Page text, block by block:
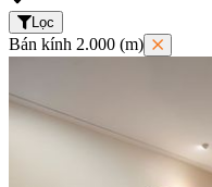
Lọc
Bán kính 2.000 (m)